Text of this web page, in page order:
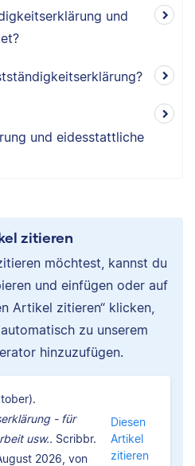
und
und eidesstattliche
zitieren
möchtest, kannst du
und einfügen oder auf
Artikel zitieren“ klicken,
zu unserem
hinzuzufügen.
- für
usw.. Scribbr.
2026, von
Diesen
Artikel
zitieren